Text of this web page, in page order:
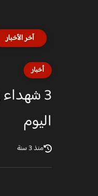
آخر الأخبار
أخبار
3
اليوم
منذ 3 سنة